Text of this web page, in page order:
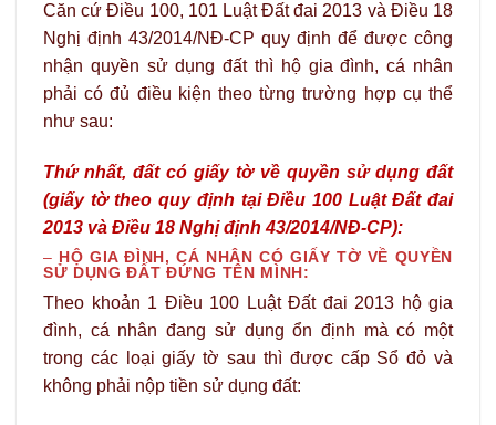
Căn cứ Điều 100, 101 Luật Đất đai 2013 và Điều 18
Nghị định 43/2014/NĐ-CP quy định để được công
nhận quyền sử dụng đất thì hộ gia đình, cá nhân
phải có đủ điều kiện theo từng trường hợp cụ thể
như sau:
Thứ nhất, đất có giấy tờ về quyền sử dụng đất
(giấy tờ theo quy định tại Điều 100 Luật Đất đai
2013 và Điều 18 Nghị định 43/2014/NĐ-CP):
– HỘ GIA ĐÌNH, CÁ NHÂN CÓ GIẤY TỜ VỀ QUYỀN
SỬ DỤNG ĐẤT ĐỨNG TÊN MÌNH:
Theo khoản 1 Điều 100 Luật Đất đai 2013 hộ gia
đình, cá nhân đang sử dụng ổn định mà có một
trong các loại giấy tờ sau thì được cấp Sổ đỏ và
không phải nộp tiền sử dụng đất: